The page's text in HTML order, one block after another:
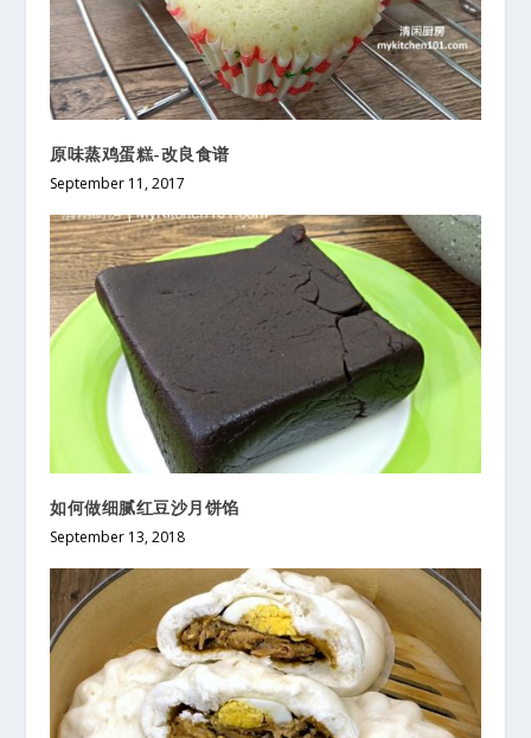
原味蒸鸡蛋糕-改良食谱
September 11, 2017
如何做细腻红豆沙月饼馅
September 13, 2018